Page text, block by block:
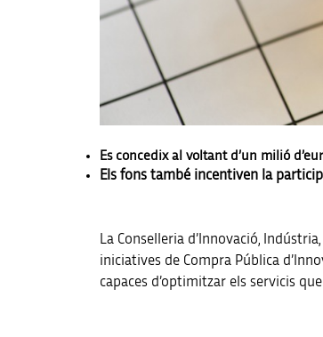
Es concedix al voltant d’un milió
Els fons també incentiven la
La Conselleria d’Innovació,
iniciatives de Compra Pública
capaces d’optimitzar els servicis